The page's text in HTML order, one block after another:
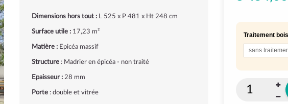
Dimensions hors tout :L 525 x P 481 x Ht 248 cm
Surface utile :17,23 m²
Matière :Epicéa massif
Structure: Madrier en épicéa - non traité
Epaisseur :28 mm
Porte: double et vitrée
Traitement
sans